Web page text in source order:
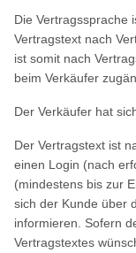
Die Vertragssprache
Vertragstext nach
ist somit nach
beim Verkäufer
Der Verkäufer hat
Der Vertragstext ist
einen Login (nach
(mindestens bis zur
sich der Kunde über
informieren. Sofern
Vertragstextes